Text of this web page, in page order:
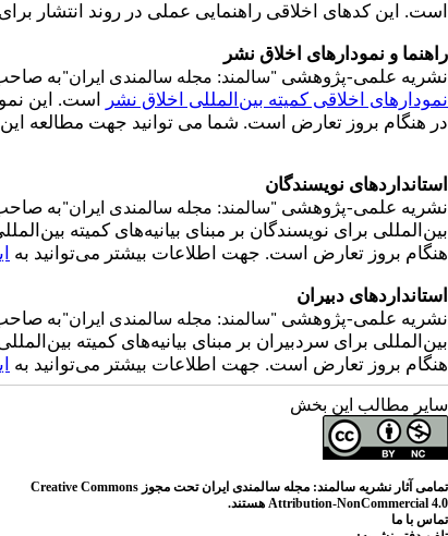
است. این کدهای اخلاقی راهنمایی عملی در روند انتشار
راهنما و نمودارهای اخلاق نشر
نشریه علمی-پژوهشی "سالمند: مجله سالمندی ایران"به
نمودارهای اخلاقی کمیته بین‌المللی اخلاق نشر
است. این
در هنگام بروز تعارض است. شما می توانید جهت مطالعه این
استانداردهای نویسندگان
نشریه علمی-پژوهشی "سالمند: مجله سالمندی ایران"به
بین‌المللی برای نویسندگان بر مبنای بیانیه‌های کمیته
هنگام بروز تعارض است. جهت اطلاعات بیشتر می‌توانید به
استانداردهای دبیران
نشریه علمی-پژوهشی "سالمند: مجله سالمندی ایران"به
بین‌المللی برای سردبیران بر مبنای بیانیه‌های کمیته
هنگام بروز تعارض است. جهت اطلاعات بیشتر می‌توانید به
سایر مطالب این بخش
تمامی آثار نشریه سالمند: مجله سالمندی ایران تحت مجوز Creative Commons
Attribution-NonCommercial 4.0 هستند.
تماس با ما